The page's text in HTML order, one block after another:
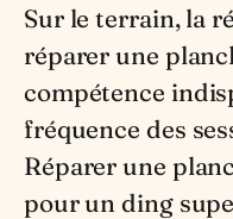
Sur le terrain, la réalité est simple :
réparer une
compétence
fréquence des
Réparer une
pour un ding